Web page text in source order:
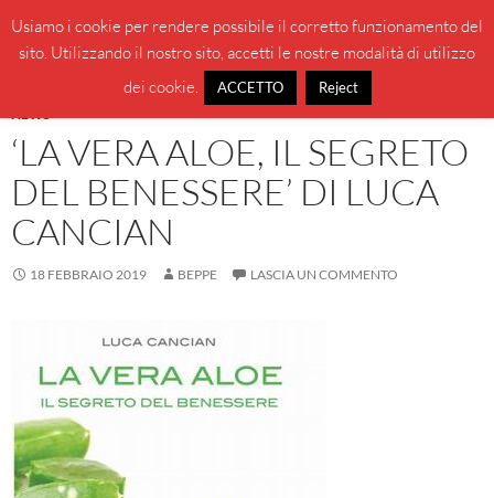
contenuto
BeppeBlog
MENU
NEWS
‘LA VERA ALOE, IL SEGRETO
DEL BENESSERE’ DI LUCA
CANCIAN
18 FEBBRAIO 2019 BEPPE LASCIA UN COMMENTO
Usiamo i cookie per rendere possibile il corretto funzionamento del
sito. Utilizzando il nostro sito, accetti le nostre modalità di utilizzo
dei cookie.
ACCETTO Reject